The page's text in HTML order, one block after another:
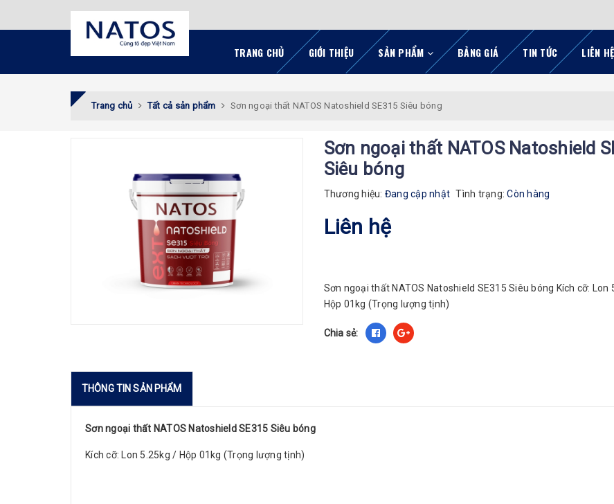
TRANG CHỦ GIỚI THIỆU SẢN PHẨM BẢNG GIÁ TIN TỨC LIÊN HỆ
Trang chủ Tất cả sản phẩm Sơn ngoại thất NATOS Natoshield SE315 Siêu bóng
Sơn ngoại thất NATOS Natoshield
Siêu bóng
Thương hiệu: Đang cập nhật Tình trạng:Còn hàng
Liên hệ
Sơn ngoại thất NATOS Natoshield SE315 Siêu bóng Kích cỡ: Lon
Hộp 01kg (Trọng lượng tịnh)
Chia sẻ:
THÔNG TIN SẢN PHẨM
Sơn ngoại thất NATOS Natoshield SE315 Siêu bóng
Kích cỡ: Lon 5.25kg / Hộp 01kg (Trọng lượng tịnh)